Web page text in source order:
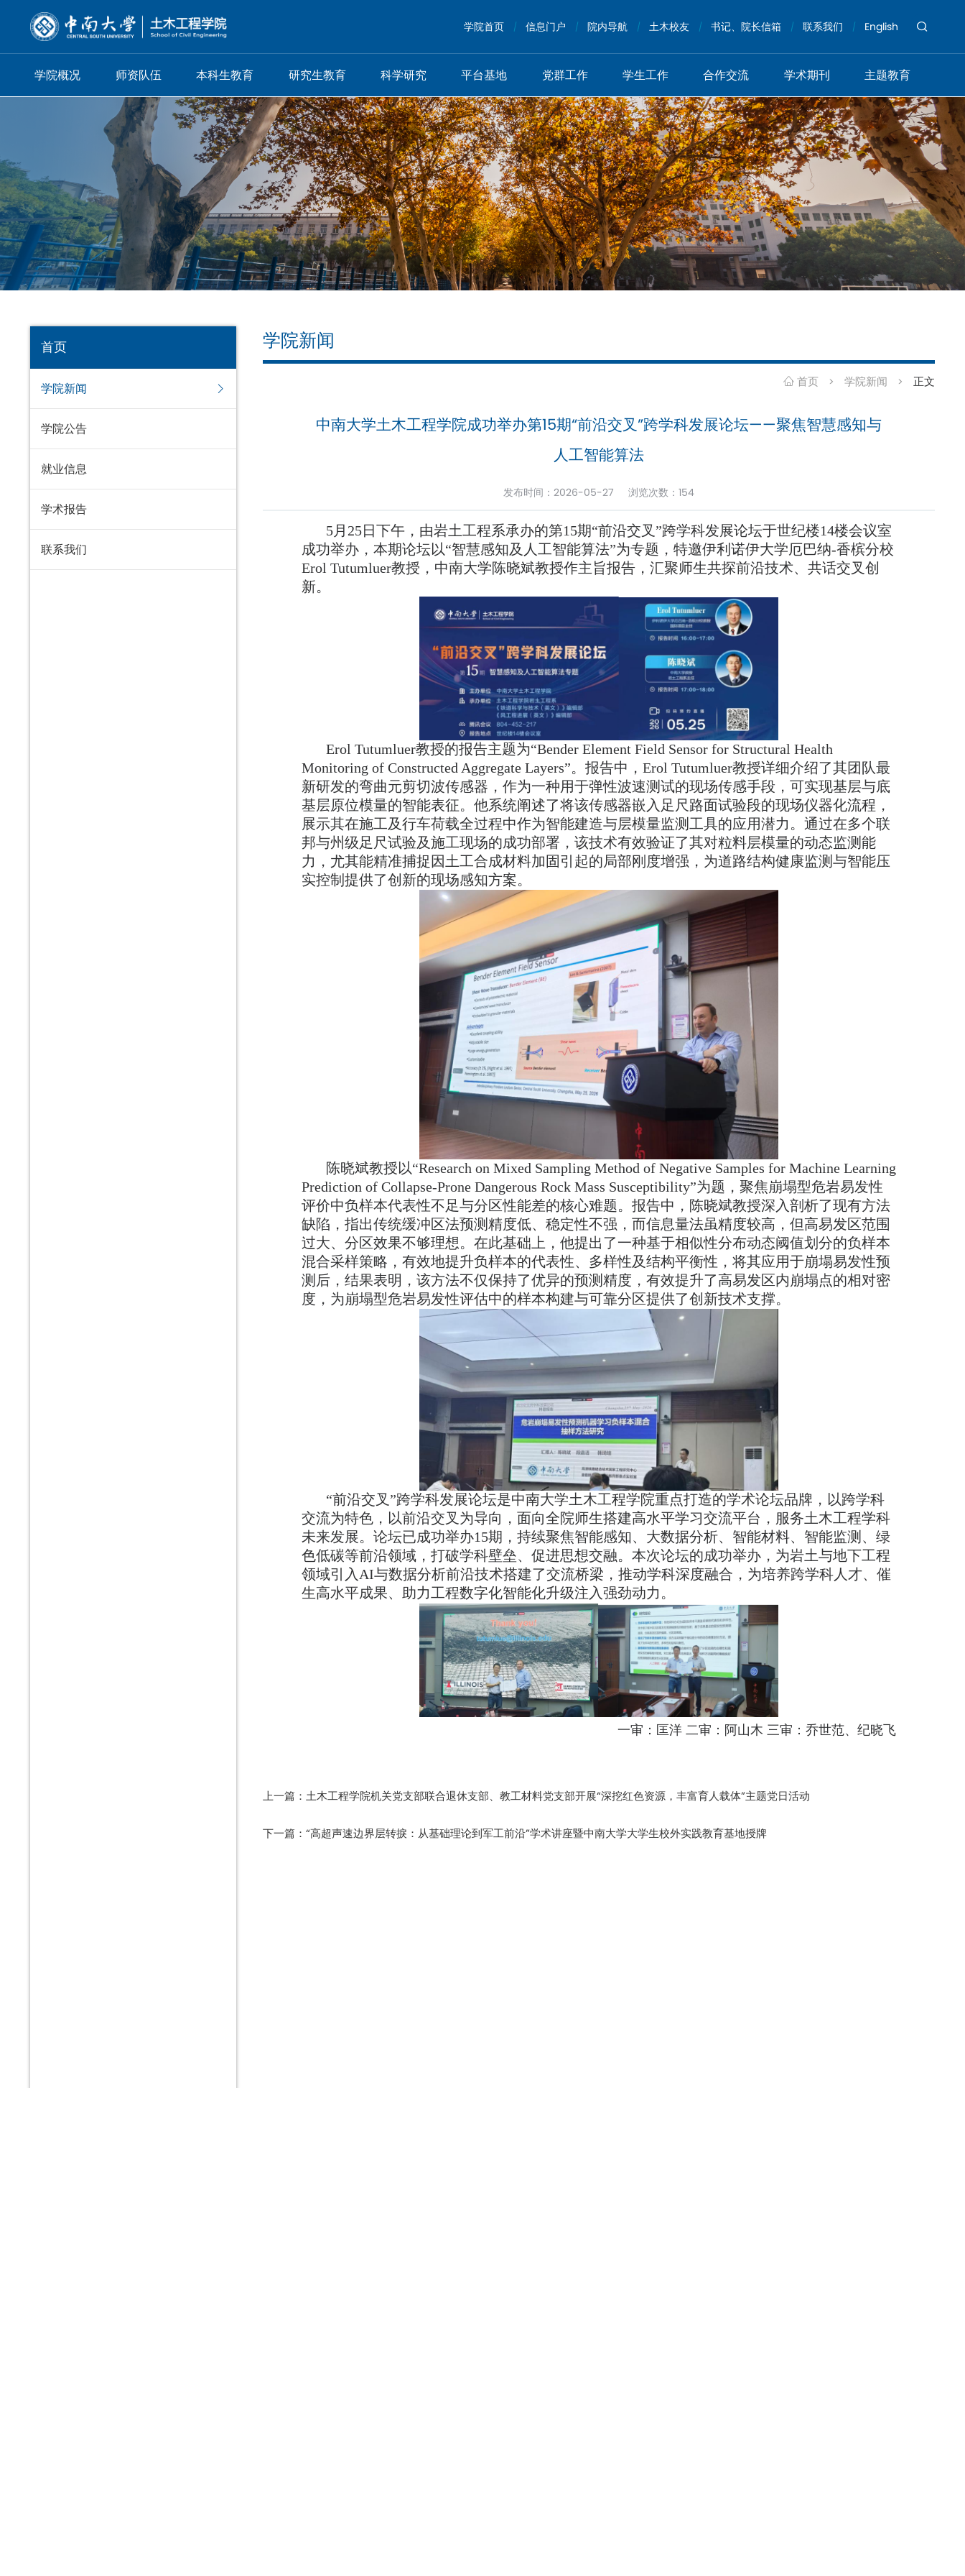
学院首页 信息门户 院内导航 土木校友 书记、院长信箱 联系我们 English
学院概况 师资队伍 本科生教育 研究生教育 科学研究 平台基地 党群工作 学生工作 合作交流 学术期刊 主题教育
首页
学院新闻
学院公告
就业信息
学术报告
联系我们
学院新闻
首页 > 学院新闻 > 正文
中南大学土木工程学院成功举办第15期“前沿交叉”跨学科发展论坛——聚焦智慧感知与
人工智能算法
发布时间：2026-05-27 浏览次数：154
5月25日下午，由岩土工程系承办的第15期“前沿交叉”跨学科发展论坛于世纪楼14楼会议室
成功举办，本期论坛以“智慧感知及人工智能算法”为专题，特邀伊利诺伊大学厄巴纳-香槟分校
Erol Tutumluer教授，中南大学陈晓斌教授作主旨报告，汇聚师生共探前沿技术、共话交叉创
新。
Erol Tutumluer教授的报告主题为“Bender Element Field Sensor for Structural Health
Monitoring of Constructed Aggregate Layers”。报告中，Erol Tutumluer教授详细介绍了其团队最
新研发的弯曲元剪切波传感器，作为一种用于弹性波速测试的现场传感手段，可实现基层与底
基层原位模量的智能表征。他系统阐述了将该传感器嵌入足尺路面试验段的现场仪器化流程，
展示其在施工及行车荷载全过程中作为智能建造与层模量监测工具的应用潜力。通过在多个联
邦与州级足尺试验及施工现场的成功部署，该技术有效验证了其对粒料层模量的动态监测能
力，尤其能精准捕捉因土工合成材料加固引起的局部刚度增强，为道路结构健康监测与智能压
实控制提供了创新的现场感知方案。
陈晓斌教授以“Research on Mixed Sampling Method of Negative Samples for Machine Learning
Prediction of Collapse-Prone Dangerous Rock Mass Susceptibility”为题，聚焦崩塌型危岩易发性
评价中负样本代表性不足与分区性能差的核心难题。报告中，陈晓斌教授深入剖析了现有方法
缺陷，指出传统缓冲区法预测精度低、稳定性不强，而信息量法虽精度较高，但高易发区范围
过大、分区效果不够理想。在此基础上，他提出了一种基于相似性分布动态阈值划分的负样本
混合采样策略，有效地提升负样本的代表性、多样性及结构平衡性，将其应用于崩塌易发性预
测后，结果表明，该方法不仅保持了优异的预测精度，有效提升了高易发区内崩塌点的相对密
度，为崩塌型危岩易发性评估中的样本构建与可靠分区提供了创新技术支撑。
“前沿交叉”跨学科发展论坛是中南大学土木工程学院重点打造的学术论坛品牌，以跨学科
交流为特色，以前沿交叉为导向，面向全院师生搭建高水平学习交流平台，服务土木工程学科
未来发展。论坛已成功举办15期，持续聚焦智能感知、大数据分析、智能材料、智能监测、绿
色低碳等前沿领域，打破学科壁垒、促进思想交融。本次论坛的成功举办，为岩土与地下工程
领域引入AI与数据分析前沿技术搭建了交流桥梁，推动学科深度融合，为培养跨学科人才、催
生高水平成果、助力工程数字化智能化升级注入强劲动力。
一审：匡洋 二审：阿山木 三审：乔世范、纪晓飞
上一篇：土木工程学院机关党支部联合退休支部、教工材料党支部开展“深挖红色资源，丰富育人载体”主题党日活动
下一篇：“高超声速边界层转捩：从基础理论到军工前沿”学术讲座暨中南大学大学生校外实践教育基地授牌